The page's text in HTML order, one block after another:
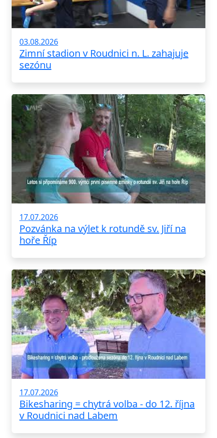
03.08.2026
Zimní stadion v Roudnici n. L. zahajuje
sezónu
17.07.2026
Pozvánka na výlet k rotundě sv. Jiří na
hoře Říp
17.07.2026
Bikesharing = chytrá volba - do 12. října
v Roudnici nad Labem